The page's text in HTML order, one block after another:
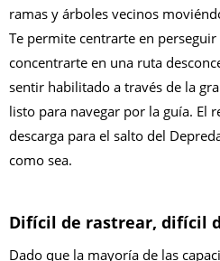
ramas y árboles vecinos
Te permite centrarte en
concentrarte en una ruta
sentir habilitado a través de la
listo para navegar por la guía. El
descarga para el salto del
como sea.
Difícil de rastrear, difícil
Dado que la mayoría de las